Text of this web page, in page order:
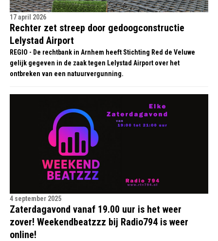
17 april 2026
Rechter zet streep door gedoogconstructie
Lelystad Airport
REGIO - De rechtbank in Arnhem heeft Stichting Red de Veluwe
gelijk gegeven in de zaak tegen Lelystad Airport over het
ontbreken van een natuurvergunning.
4 september 2025
Zaterdagavond vanaf 19.00 uur is het weer
zover! Weekendbeatzzz bij Radio794 is weer
online!